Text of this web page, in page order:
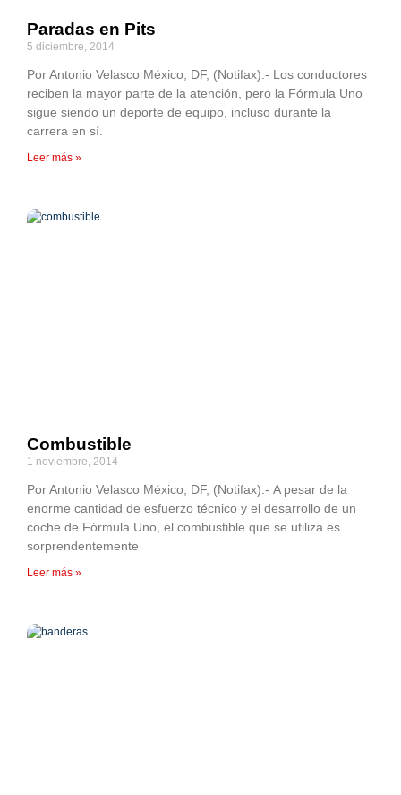
Paradas en Pits
5 diciembre, 2014
Por Antonio Velasco México, DF, (Notifax).- Los conductores
reciben la mayor parte de la atención, pero la Fórmula Uno
sigue siendo un deporte de equipo, incluso durante la
carrera en sí.
Leer más »
Combustible
1 noviembre, 2014
Por Antonio Velasco México, DF, (Notifax).- A pesar de la
enorme cantidad de esfuerzo técnico y el desarrollo de un
coche de Fórmula Uno, el combustible que se utiliza es
sorprendentemente
Leer más »